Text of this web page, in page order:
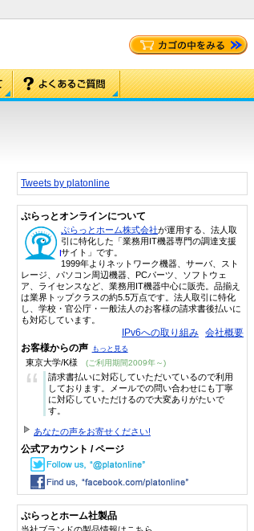
Tweets by platonline
ぷらっとオンラインについて
ぷらっとホーム株式会社が運用する、法人取
引に特化した「業務用IT機器専門の調達支援
サイト」です。
1999年よりネットワーク機器、サーバ、スト
レージ、パソコン周辺機器、PCパーツ、ソフトウェ
ア、ライセンスなど、業務用IT機器中心に販売。品揃え
は業界トップクラスの約5.5万点です。法人取引に特化
し、学校・官公庁・一般法人のお客様の請求書後払いに
も対応しています。
IPv6への取り組み 会社概要
お客様からの声 もっと見る
東京大学/K様 (ご利用期間2009年～)
“
請求書払いに対応していただいているので利用
しております。メールでの問い合わせにも丁寧
に対応していただけるので大変ありがたいで
す。
あなたの声をお寄せください!
公式アカウント / ページ
ぷらっとホーム社製品